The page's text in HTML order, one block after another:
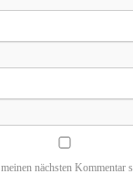
nächsten Kommentar